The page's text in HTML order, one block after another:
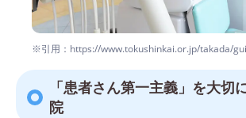
※引用：https://www.tokushinkai.or.jp/takada/
「患者さん第一主義」を大切
院